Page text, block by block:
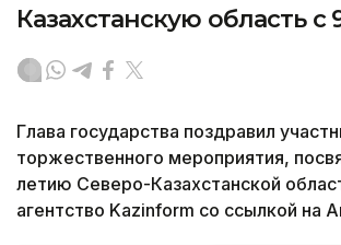
Казахстанскую область с
Глава государства поздравил
торжественного мероприятия,
летию Северо-Казахстанской
агентство Kazinform со ссылкой на